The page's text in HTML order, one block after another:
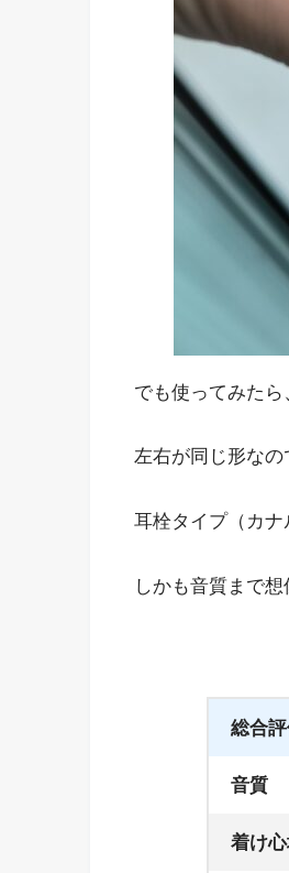
でも使ってみたら
左右が同じ形なの
耳栓タイプ（カナ
しかも音質まで想
総合
音質
着け